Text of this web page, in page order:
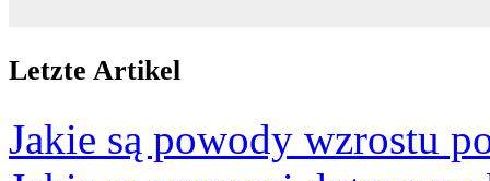
Letzte Artikel
Jakie są powody wzrostu